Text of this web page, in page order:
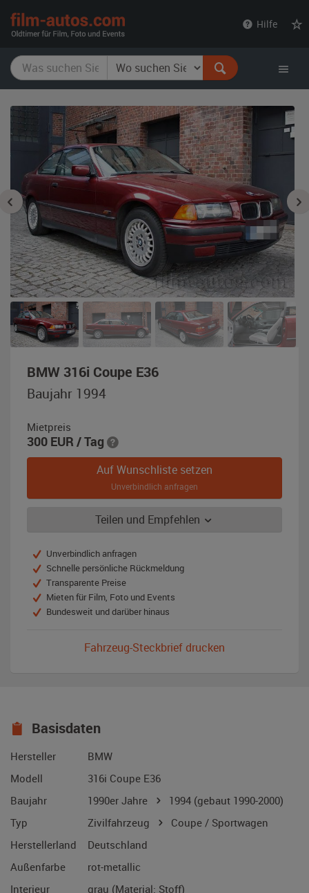
Hilfe
BMW 316i Coupe E36,
Baujahr 1994
Mietpreis
300 EUR / Tag
Auf Wunschliste setzen
Unverbindlich anfragen
Teilen und Empfehlen
Unverbindlich anfragen
Schnelle persönliche Rückmeldung
Transparente Preise
Mieten für Film, Foto und Events
Bundesweit und darüber hinaus
Fahrzeug-Steckbrief drucken
Basisdaten
Hersteller
BMW
Modell
316i Coupe E36
Baujahr
1990er Jahre 1994 (gebaut 1990-2000)
Typ
Zivilfahrzeug
Coupe / Sportwagen
Herstellerland
Deutschland
Außenfarbe
rot-metallic
Interieur
grau (Material: Stoff)